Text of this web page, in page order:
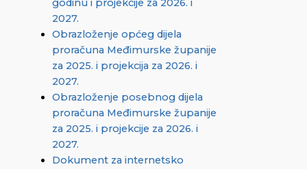
godinu i projekcije za 2026. i
2027.
Obrazloženje općeg dijela
proračuna Međimurske županije
za 2025. i projekcija za 2026. i
2027.
Obrazloženje posebnog dijela
proračuna Međimurske županije
za 2025. i projekcije za 2026. i
2027.
Dokument za internetsko